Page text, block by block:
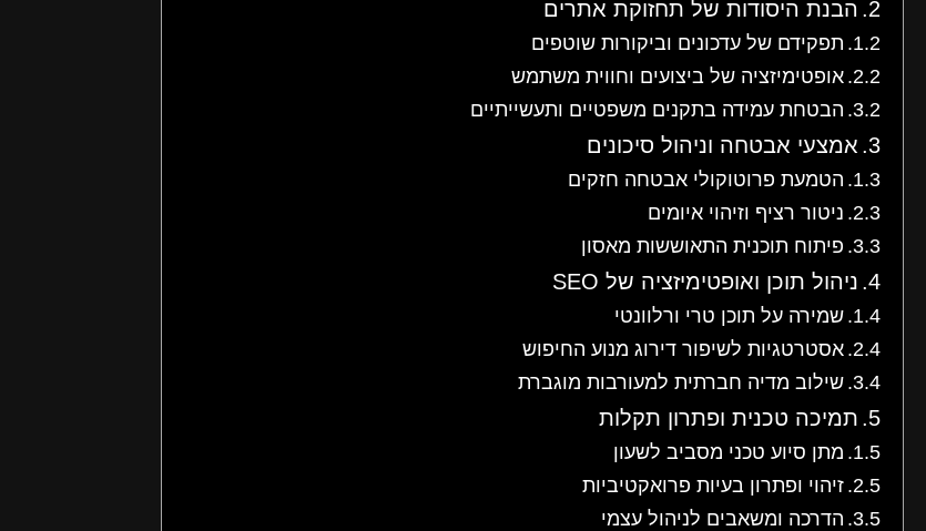
הבנת היסודות של תחזוקת אתרים
תפקידם של עדכונים וביקורות שוטפים
אופטימיזציה של ביצועים וחווית משתמש
הבטחת עמידה בתקנים משפטיים ותעשייתיים
אמצעי אבטחה וניהול סיכונים
הטמעת פרוטוקולי אבטחה חזקים
ניטור רציף וזיהוי איומים
פיתוח תוכנית התאוששות מאסון
ניהול תוכן ואופטימיזציה של SEO
שמירה על תוכן טרי ורלוונטי
אסטרטגיות לשיפור דירוג מנוע החיפוש
שילוב מדיה חברתית למעורבות מוגברת
תמיכה טכנית ופתרון תקלות
מתן סיוע טכני מסביב לשעון
זיהוי ופתרון בעיות פרואקטיביות
הדרכה ומשאבים לניהול עצמי